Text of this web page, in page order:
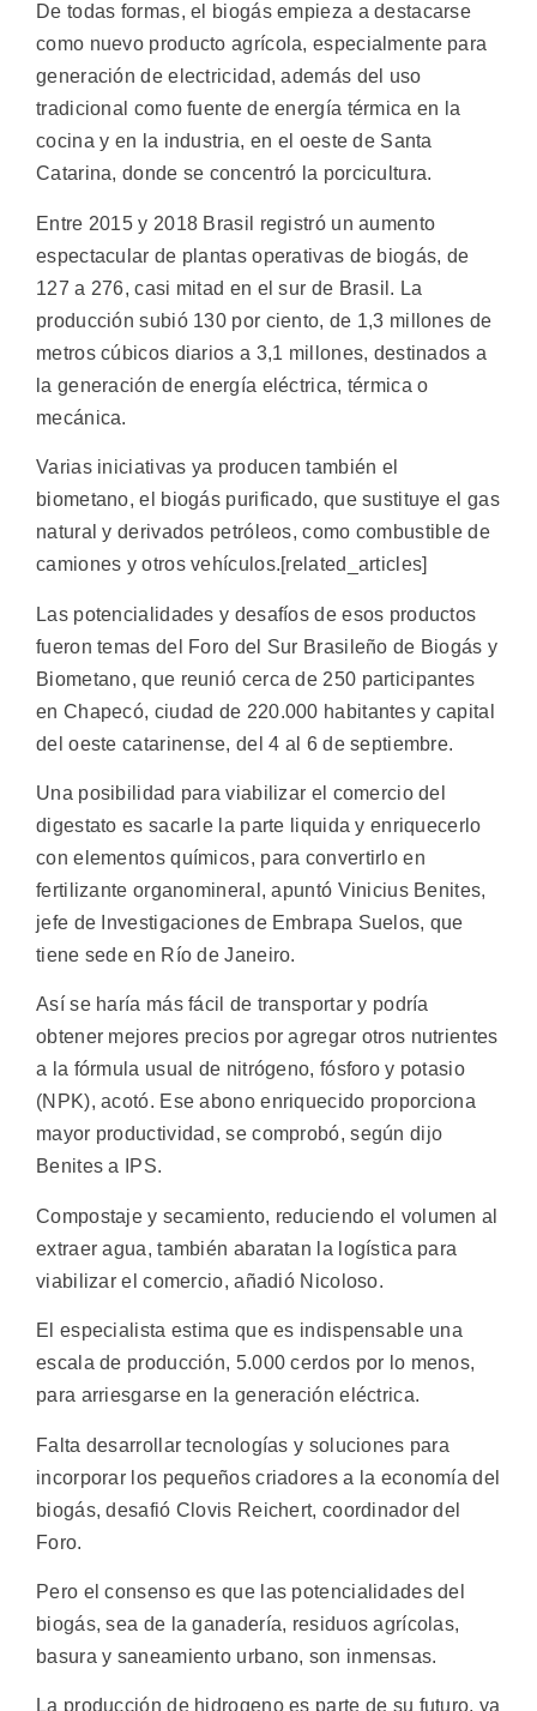
De todas formas, el biogás empieza a destacarse
como nuevo producto agrícola, especialmente para
generación de electricidad, además del uso
tradicional como fuente de energía térmica en la
cocina y en la industria, en el oeste de Santa
Catarina, donde se concentró la porcicultura.
Entre 2015 y 2018 Brasil registró un aumento
espectacular de plantas operativas de biogás, de
127 a 276, casi mitad en el sur de Brasil. La
producción subió 130 por ciento, de 1,3 millones de
metros cúbicos diarios a 3,1 millones, destinados a
la generación de energía eléctrica, térmica o
mecánica.
Varias iniciativas ya producen también el
biometano, el biogás purificado, que sustituye el gas
natural y derivados petróleos, como combustible de
camiones y otros vehículos.[related_articles]
Las potencialidades y desafíos de esos productos
fueron temas del Foro del Sur Brasileño de Biogás y
Biometano, que reunió cerca de 250 participantes
en Chapecó, ciudad de 220.000 habitantes y capital
del oeste catarinense, del 4 al 6 de septiembre.
Una posibilidad para viabilizar el comercio del
digestato es sacarle la parte liquida y enriquecerlo
con elementos químicos, para convertirlo en
fertilizante organomineral, apuntó Vinicius Benites,
jefe de Investigaciones de Embrapa Suelos, que
tiene sede en Río de Janeiro.
Así se haría más fácil de transportar y podría
obtener mejores precios por agregar otros nutrientes
a la fórmula usual de nitrógeno, fósforo y potasio
(NPK), acotó. Ese abono enriquecido proporciona
mayor productividad, se comprobó, según dijo
Benites a IPS.
Compostaje y secamiento, reduciendo el volumen al
extraer agua, también abaratan la logística para
viabilizar el comercio, añadió Nicoloso.
El especialista estima que es indispensable una
escala de producción, 5.000 cerdos por lo menos,
para arriesgarse en la generación eléctrica.
Falta desarrollar tecnologías y soluciones para
incorporar los pequeños criadores a la economía del
biogás, desafió Clovis Reichert, coordinador del
Foro.
Pero el consenso es que las potencialidades del
biogás, sea de la ganadería, residuos agrícolas,
basura y saneamiento urbano, son inmensas.
La producción de hidrogeno es parte de su futuro, ya